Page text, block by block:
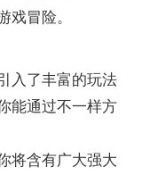
戏冒险。
入了丰富的玩法
能通过不一样方
将含有广大强大